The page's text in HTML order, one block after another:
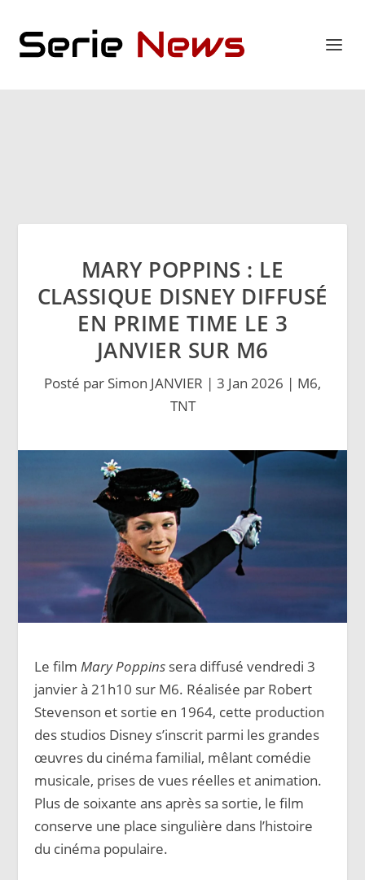
MARY POPPINS : LE
CLASSIQUE DISNEY DIFFUSÉ
EN PRIME TIME LE 3
JANVIER SUR M6
Posté par Simon JANVIER | 3 Jan 2026 | M6,
TNT
Le filmMary Poppins sera diffusé vendredi 3
janvier à 21h10 sur M6. Réalisée par Robert
Stevenson et sortie en 1964, cette production
des studios Disney s’inscrit parmi les grandes
œuvres du cinéma familial, mêlant comédie
musicale, prises de vues réelles et animation.
Plus de soixante ans après sa sortie, le film
conserve une place singulière dans l’histoire
du cinéma populaire.